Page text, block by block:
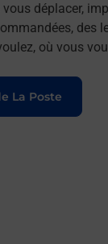
déplacer,
des
où vous
La Poste